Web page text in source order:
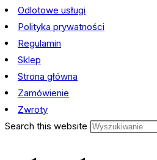
Odlotowe usługi
Polityka prywatności
Regulamin
Sklep
Strona główna
Zamówienie
Zwroty
Search this website